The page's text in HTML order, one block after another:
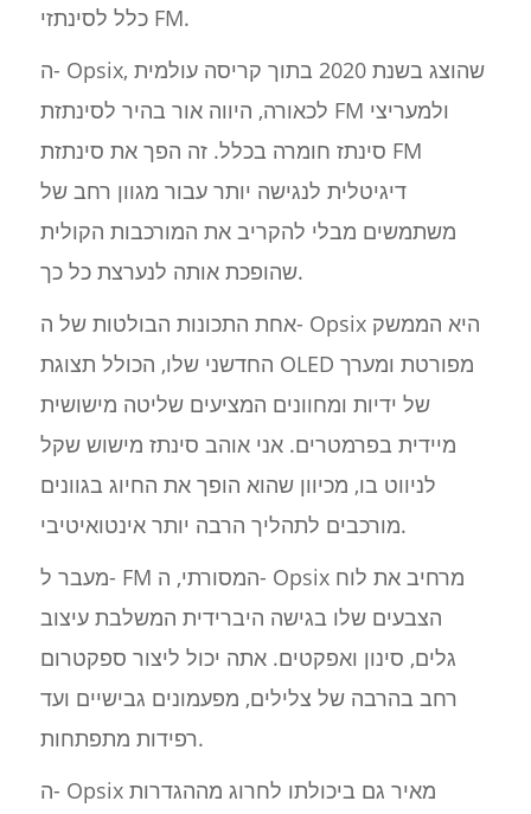
כלל לסינתזי FM.
ה- Opsix, שהוצג בשנת 2020 בתוך קריסה עולמית
לכאורה, היווה אור בהיר לסינתזת FM ולמעריצי
סינתז חומרה בכלל. זה הפך את סינתזת FM
דיגיטלית לנגישה יותר עבור מגוון רחב של
משתמשים מבלי להקריב את המורכבות הקולית
שהופכת אותה לנערצת כל כך.
אחת התכונות הבולטות של ה- Opsix היא הממשק
החדשני שלו, הכולל תצוגת OLED מפורטת ומערך
של ידיות ומחוונים המציעים שליטה מישושית
מיידית בפרמטרים. אני אוהב סינתז מישוש שקל
לניווט בו, מכיוון שהוא הופך את החיוג בגוונים
מורכבים לתהליך הרבה יותר אינטואיטיבי.
מעבר ל- FM המסורתי, ה- Opsix מרחיב את לוח
הצבעים שלו בגישה היברידית המשלבת עיצוב
גלים, סינון ואפקטים. אתה יכול ליצור ספקטרום
רחב בהרבה של צלילים, מפעמונים גבישיים ועד
רפידות מתפתחות.
ה- Opsix מאיר גם ביכולתו לחרוג מההגדרות